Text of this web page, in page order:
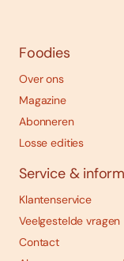
Foodies
Over ons
Magazine
Abonneren
Losse edities
Service &
Klantenservice
Veelgestelde vragen
Contact